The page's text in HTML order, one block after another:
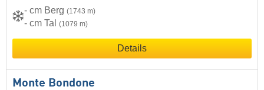
- cm Berg (1743 m)
- cm Tal (1079 m)
Details
Monte Bondone